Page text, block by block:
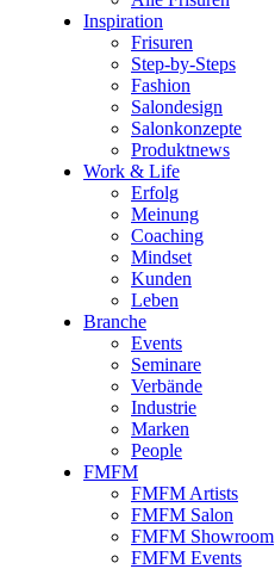
Inspiration
Frisuren
Step-by-Steps
Fashion
Salondesign
Salonkonzepte
Produktnews
Work & Life
Erfolg
Meinung
Coaching
Mindset
Kunden
Leben
Branche
Events
Seminare
Verbände
Industrie
Marken
People
FMFM
FMFM Artists
FMFM Salon
FMFM Showroom
FMFM Events